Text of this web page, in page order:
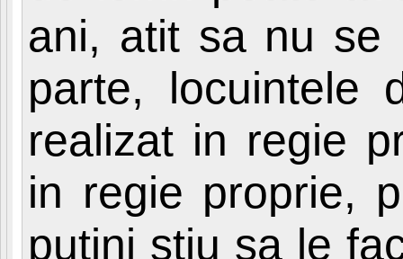
ani, atit sa nu se
parte, locuintele
realizat in regie
in regie proprie,
putini stiu sa le